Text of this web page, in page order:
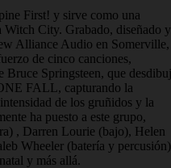
First! y sirve como una
Witch City. Grabado, diseñado y
Alliance Audio en Somerville,
de cinco canciones,
Springsteen, que
FALL, capturando la
de los gruñidos y la
ha puesto a este grupo,
, Darren Lourie (bajo), Helen
Wheeler (batería y
y más allá.